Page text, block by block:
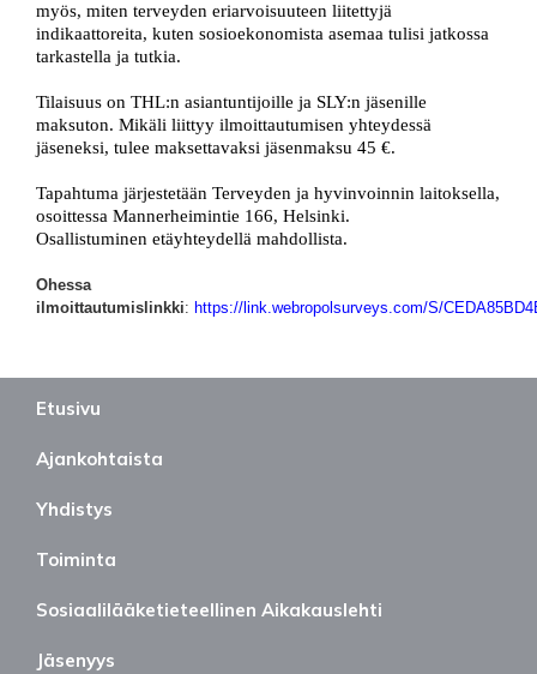
myös, miten terveyden eriarvoisuuteen liitettyjä
indikaattoreita, kuten sosioekonomista asemaa tulisi jatkossa
tarkastella ja tutkia.
Tilaisuus on THL:n asiantuntijoille ja SLY:n jäsenille
maksuton. Mikäli liittyy ilmoittautumisen yhteydessä
jäseneksi, tulee maksettavaksi jäsenmaksu 45 €.
Tapahtuma järjestetään Terveyden ja hyvinvoinnin laitoksella,
osoittessa Mannerheimintie 166, Helsinki.
Osallistuminen etäyhteydellä mahdollista.
Ohessa
ilmoittautumislinkki: https://link.webropolsurveys.com/S/
Etusivu
Ajankohtaista
Yhdistys
Toiminta
Sosiaalilääketieteellinen Aikakauslehti
Jäsenyys